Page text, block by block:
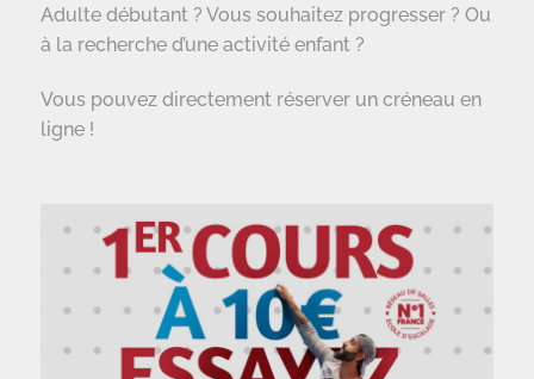
Adulte débutant ? Vous souhaitez progresser ? Ou
à la recherche d’une activité enfant ?
Vous pouvez directement réserver un créneau en
ligne !